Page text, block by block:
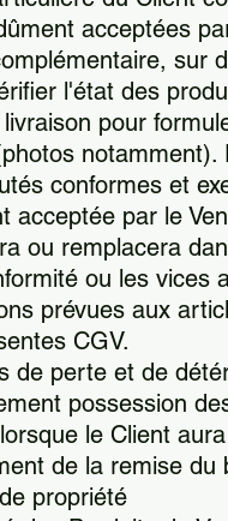
acceptées
sur
l'état des
pour
conformes et
acceptée par le
ou remplacera
ou les vices
prévues aux
CGV.
de perte et de
possession
le Client
de la remise du
propriété